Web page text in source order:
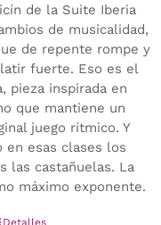
de la Suite Iberia
de musicalidad,
de repente rompe y
fuerte. Eso es el
pieza inspirada en
que mantiene un
juego rítmico. Y
en esas clases los
las castañuelas. La
máximo exponente.
Detalles